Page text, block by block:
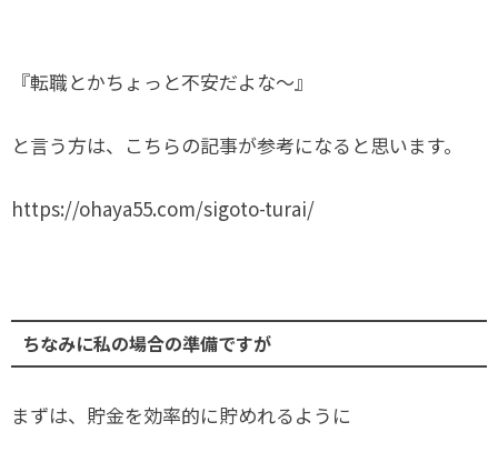
『転職とかちょっと不安だよな～』
と言う方は、こちらの記事が参考になると思います。
https://ohaya55.com/sigoto-turai/
ちなみに私の場合の準備ですが
まずは、貯金を効率的に貯めれるように